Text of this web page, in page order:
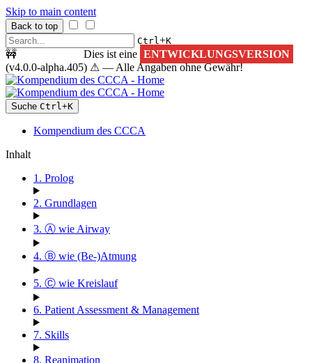
Skip to main content
Back to top
Ctrl+K
🚧 Dies ist eine ENTWICKLUNGSVERSION
(v4.0.0-alpha.405) ⚠ — Alle Angaben ohne Gewähr!
Suche Ctrl+K
Kompendium des CCCA
Inhalt
1. Prolog
2. Grundlagen
3. Ⓐ wie Airway
4. Ⓑ wie (Be-)Atmung
5. Ⓒ wie Kreislauf
6. Patient Assessment & Management
7. Skills
8. Reanimation